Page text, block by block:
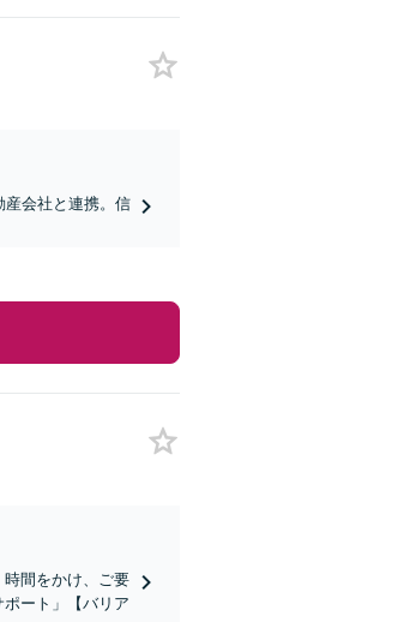
産会社と連携。信
間をかけ、ご要
ート」【バリア